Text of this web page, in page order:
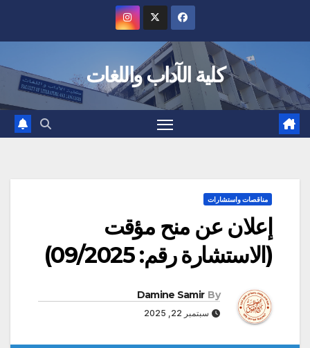
كلية الآداب واللغات
مناقصات واستشارات
إعلان عن منح مؤقت
(الاستشارة رقم: 09/2025)
By
Damine Samir
سبتمبر 22, 2025